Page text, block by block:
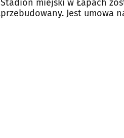
Stadion miejski w Łapach
przebudowany. Jest umowa